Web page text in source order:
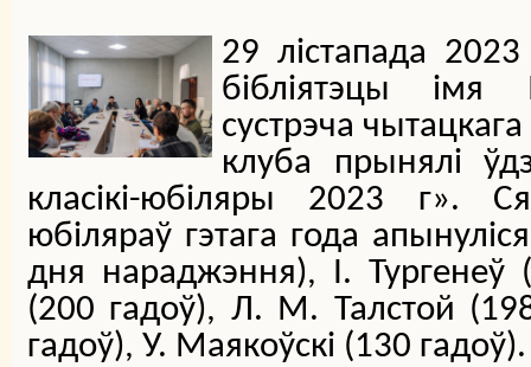
29 лістапада
бібліятэцы
сустрэча
клуба прынялі
класікі-юбіляры 2023 г».
юбіляраў гэтага года
дня нараджэння), І. Тургенеў
(200 гадоў), Л. М. Талстой
гадоў), У. Маякоўскі (130 гадоў).